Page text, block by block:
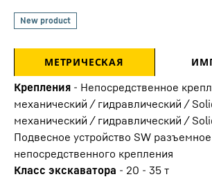
МЕТРИЧЕСКАЯ
Крепления - Непосредственное
механический / гидравлический /
механический / гидравлический /
Подвесное устройство SW
непосредственного крепления
Класс экскаватора - 20 - 35 т